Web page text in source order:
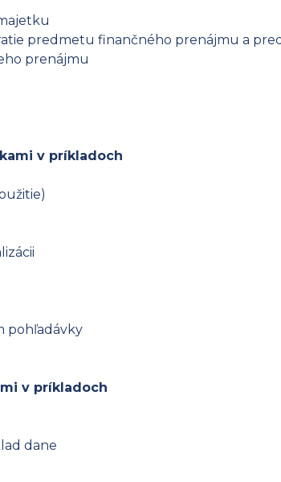
predmetu finančného prenájmu a
prenájmu
v príkladoch
pohľadávky
v príkladoch
dane